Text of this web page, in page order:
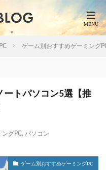
ゲーム別おすすめゲーミング
ートパソコン5選【推
ングPC, パソコン
ゲーム別おすすめゲーミングPC